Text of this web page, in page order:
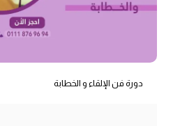
دورة فن الإلقاء و الخطابة